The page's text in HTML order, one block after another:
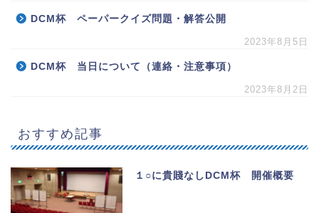
DCM杯 ペーパークイズ問題・解答公開
2023年8月5日
DCM杯 当日について（連絡・注意事項）
2023年8月2日
おすすめ記事
１○に貴賤なしDCM杯 開催概要